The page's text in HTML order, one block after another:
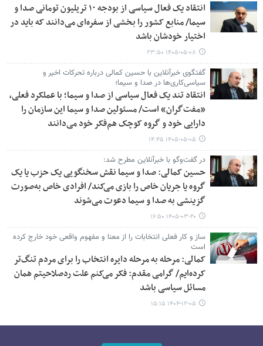
انتقاد یک فعال سیاسی از بودجه ۱۰ تریلیون تومانی صدا و
سیما/ منابع کشور را بخشی از سفره‌ای می‌دانند که باید در
اختیار خودشان باشد
۱۴۰۵-۰۵-۰۸ ۲۳:۵۰
گفتگوی خبرآنلاین با حسین کمالی درباره تحرکات اخیر و
سیاسی‌کاری‌ها در صدا و سیما؛
انتقاد تند یک فعال سیاسی از صدا و سیما؛ با عملکرد فعلی،
«مفت‌گران» است/ مسئولین صدا و سیما این سازمان را
دارایی خود و گروه کوچک هم‌فکر خود می‌دانند
۱۴۰۵-۰۵-۰۵ ۱۴:۴۵
در گفت‌وگو با خبرآنلاین مطرح شد:
حسین کمالی: صدا و سیما نقش سخنگویی یک حزب یا یک
گروه یا جریان خاص را بازی می‌کند/ افرادی خاص به‌صورت
گزینشی به صدا و سیما دعوت می‌شوند
۱۴۰۵-۰۳-۲۰ ۱۶:۵۰
ساز و کار فعلی انتخابات را از معنا و مفهوم واقعی خود خارج کرده
است
کمالی: مرحله به مرحله دایره انتخاب را برای مردم تنگ‌تر
کرده‌ایم/ گرامی مقدم: فکر می‌کنم علت ردصلاحیتم همان
مسائل سیاسی باشد
۱۴۰۴-۱۲-۰۵ ۱۵:۱۵